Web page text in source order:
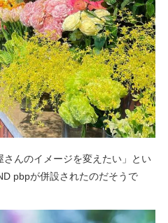
さんのイメージを変えたい」とい
pbpが併設されたのだそうで